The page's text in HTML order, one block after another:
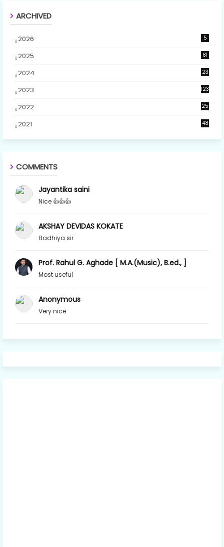
ARCHIVED
2026 5
2025 81
2024
23
2023 123
2022 25
2021 48
COMMENTS
Jayantika saini
Nice 👍👍👍
AKSHAY DEVIDAS KOKATE
Badhiya sir
Prof. Rahul G. Aghade [ M.A.(Music), B.ed., ]
Most useful
Anonymous
Very nice